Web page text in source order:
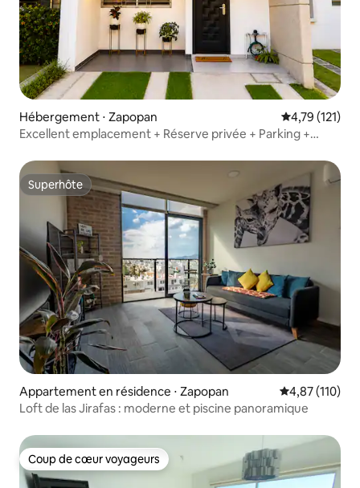
Hébergement ⋅ Zapopan Évaluation
4,79 (121)
Excellent emplacement + Réserve privée + Parking +
Superhôte
Superhôte
Appartement en résidence ⋅ Zapopan Évaluation
4,87 (110)
Loft de las Jirafas : moderne et piscine panoramique
Coup de cœur voyageurs
Coup de cœur voyageurs